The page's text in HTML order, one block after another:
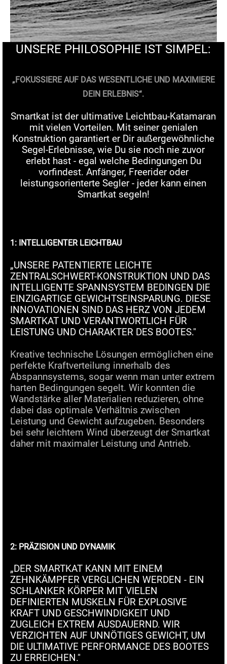
UNSERE PHILOSOPHIE IST SIMPEL:
„FOKUSSIERE AUF DAS WESENTLICHE UND MAXIMIERE
DEIN ERLEBNIS“.
Smartkat ist der ultimative Leichtbau-Katamaran
mit vielen Vorteilen. Mit seiner genialen
Konstruktion garantiert er Dir außergewöhnliche
Segel-Erlebnisse, wie Du sie noch nie zuvor
erlebt hast - egal welche Bedingungen Du
vorfindest. Anfänger, Freerider oder
leistungsorienterte Segler - jeder kann einen
Smartkat segeln!
1: INTELLIGENTER LEICHTBAU
„UNSERE PATENTIERTE LEICHTE
ZENTRALSCHWERT-KONSTRUKTION UND DAS
INTELLIGENTE SPANNSYSTEM BEDINGEN DIE
EINZIGARTIGE GEWICHTSEINSPARUNG. DIESE
INNOVATIONEN SIND DAS HERZ VON JEDEM
SMARTKAT UND VERANTWORTLICH FÜR
LEISTUNG UND CHARAKTER DES BOOTES."
Kreative technische Lösungen ermöglichen eine
perfekte Kraftverteilung innerhalb des
Abspannsystems, sogar wenn man unter extrem
harten Bedingungen segelt. Wir konnten die
Wandstärke aller Materialien reduzieren, ohne
dabei das optimale Verhältnis zwischen
Leistung und Gewicht aufzugeben. Besonders
bei sehr leichtem Wind überzeugt der Smartkat
daher mit maximaler Leistung und Antrieb.
2: PRÄZISION UND DYNAMIK
„DER SMARTKAT KANN MIT EINEM
ZEHNKÄMPFER VERGLICHEN WERDEN - EIN
SCHLANKER KÖRPER MIT VIELEN
DEFINIERTEN MUSKELN FÜR EXPLOSIVE
KRAFT UND GESCHWINDIGKEIT UND
ZUGLEICH EXTREM AUSDAUERND. WIR
VERZICHTEN AUF UNNÖTIGES GEWICHT, UM
DIE ULTIMATIVE PERFORMANCE DES BOOTES
ZU ERREICHEN."